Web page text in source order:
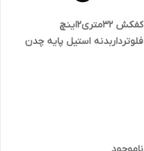
کفکش 32متری2اینچ
فلوترداربدنه استیل پایه چدن